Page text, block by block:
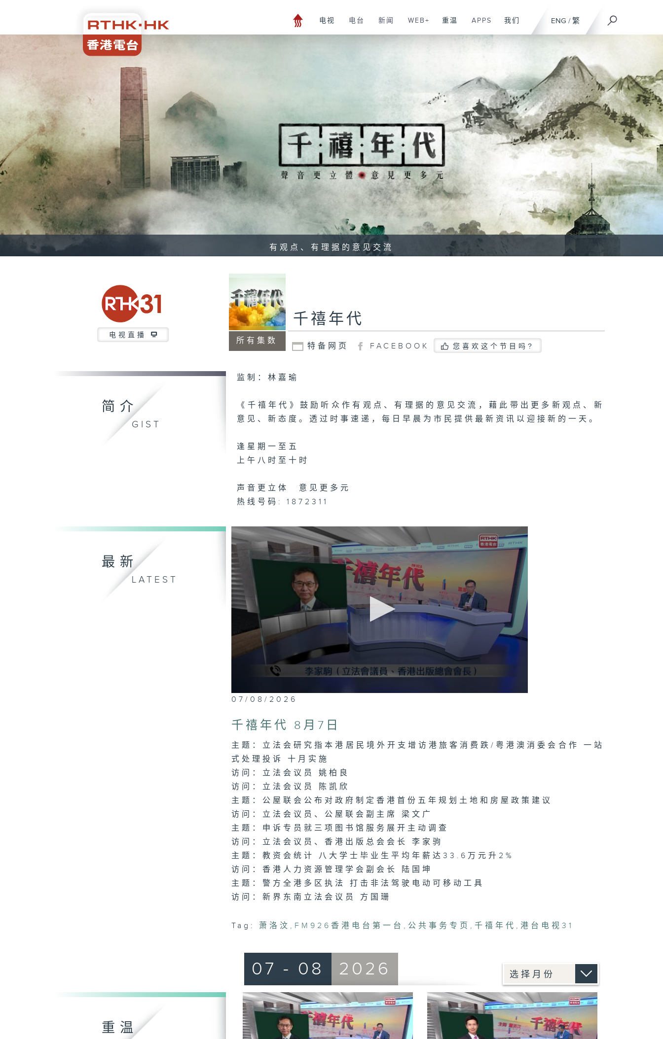
ENG / 繁
电视 电台 新闻 WEB+ 重温 APPS 我们
有观点、有理据的意见交流
电视直播
所有集数
千禧年代
特备网页 FACEBOOK 您喜欢这个节目吗?
简介
GIST
监制：林嘉瑜
《千禧年代》鼓励听众作有观点、有理据的意见交流，藉此带出更多新观点、新
意见、新态度。透过时事速递，每日早晨为市民提供最新资讯以迎接新的一天。
逢星期一至五
上午八时至十时
声音更立体 意见更多元
热线号码: 1872311
最新
LATEST
0
seconds
1
hour,
minutes,
13
secondsVolume
90%
07/08/2026
千禧年代 8月7日
主题：立法会研究指本港居民境外开支增访港旅客消费跌/粤港澳消委会合作 一站
式处理投诉 十月实施
访问：立法会议员 姚柏良
访问：立法会议员 陈凯欣
主题：公屋联会公布对政府制定香港首份五年规划土地和房屋政策建议
访问：立法会议员、公屋联会副主席 梁文广
主题：申诉专员就三项图书馆服务展开主动调查
访问：立法会议员、香港出版总会会长 李家驹
主题：教资会统计 八大学士毕业生平均年薪达33.6万元升2%
访问：香港人力资源管理学会副会长 陆国坤
主题：警方全港多区执法 打击非法驾驶电动可移动工具
访问：新界东南立法会议员 方国珊
Tag: 萧洛汶 , FM926香港电台第一台 , 公共事务专页 , 千禧年代 , 港台电视31
重温
07 - 08 2026